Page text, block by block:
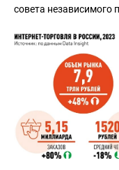
совета независимого